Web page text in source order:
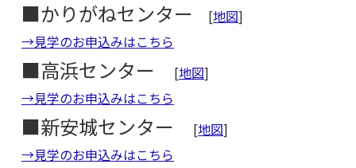
■かりがねセンター [地図]
→見学のお申込みはこちら
■高浜センター [地図]
→見学のお申込みはこちら
■新安城センター [地図]
→見学のお申込みはこちら